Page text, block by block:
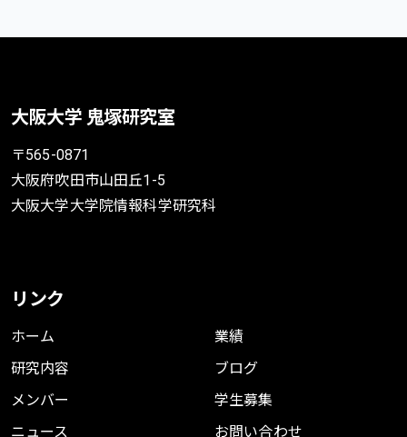
大阪大学 鬼塚研究室
〒565-0871
大阪府吹田市山田丘1-5
大阪大学大学院情報科学研究科
リンク
ホーム
研究内容
メンバー
ニュース
業績
ブログ
学生募集
お問い合わせ